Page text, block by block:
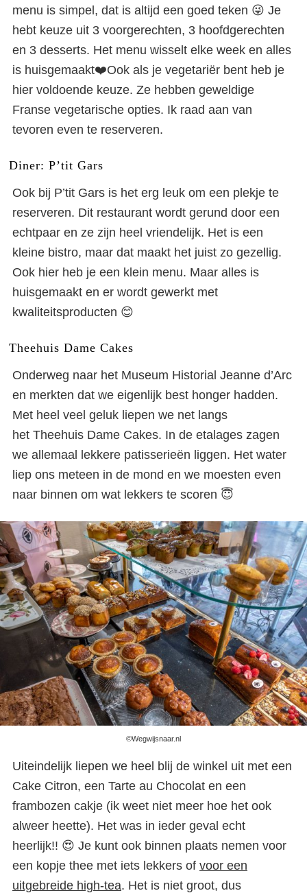
menu is simpel, dat is altijd een goed teken 😜 Je
hebt keuze uit 3 voorgerechten, 3 hoofdgerechten
en 3 desserts. Het menu wisselt elke week en alles
is huisgemaakt❤️Ook als je vegetariër bent heb je
hier voldoende keuze. Ze hebben geweldige
Franse vegetarische opties. Ik raad aan van
tevoren even te reserveren.
Diner: P’tit Gars
Ook bij P’tit Gars is het erg leuk om een plekje te
reserveren. Dit restaurant wordt gerund door een
echtpaar en ze zijn heel vriendelijk. Het is een
kleine bistro, maar dat maakt het juist zo gezellig.
Ook hier heb je een klein menu. Maar alles is
huisgemaakt en er wordt gewerkt met
kwaliteitsproducten 😊
Theehuis Dame Cakes
Onderweg naar het Museum Historial Jeanne d’Arc
en merkten dat we eigenlijk best honger hadden.
Met heel veel geluk liepen we net langs
het Theehuis Dame Cakes. In de etalages zagen
we allemaal lekkere patisserieën liggen. Het water
liep ons meteen in de mond en we moesten even
naar binnen om wat lekkers te scoren 😇
©Wegwijsnaar.nl
Uiteindelijk liepen we heel blij de winkel uit met een
Cake Citron, een Tarte au Chocolat en een
frambozen cakje (ik weet niet meer hoe het ook
alweer heette). Het was in ieder geval echt
heerlijk!! 😍 Je kunt ook binnen plaats nemen voor
een kopje thee met iets lekkers of voor een
uitgebreide high-tea. Het is niet groot, dus